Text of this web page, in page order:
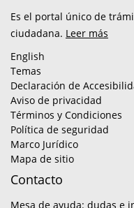
Es el portal único de
ciudadana. Leer más
English
Temas
Declaración de
Aviso de privacidad
Términos y Condiciones
Política de seguridad
Marco Jurídico
Mapa de sitio
Contacto
Mesa de ayuda: dudas e